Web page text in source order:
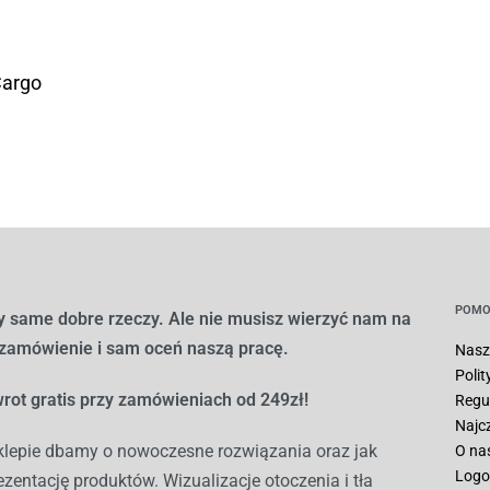
same dobre rzeczy. Ale nie musisz wierzyć nam na
i sam oceń naszą pracę.
gratis przy zamówieniach od 249zł!
dbamy o nowoczesne rozwiązania oraz jak
produktów. Wizualizacje otoczenia i tła
O